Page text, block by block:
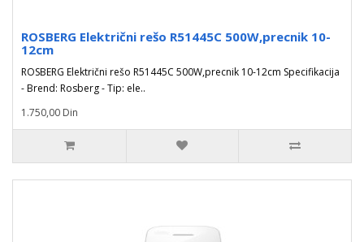
ROSBERG Električni rešo R51445C 500W,precnik 10-
12cm
ROSBERG Električni rešo R51445C 500W,precnik 10-12cm Specifikacija
- Brend: Rosberg - Tip: ele..
1.750,00 Din